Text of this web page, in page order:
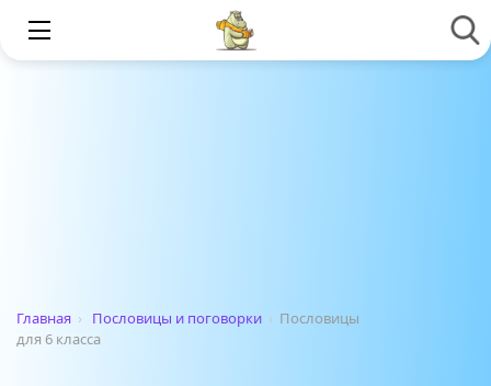
Главная › Пословицы и поговорки › Пословицы
для 6 класса